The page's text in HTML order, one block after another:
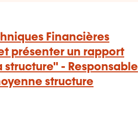
Financières
présenter un rapport
- Responsable
structure